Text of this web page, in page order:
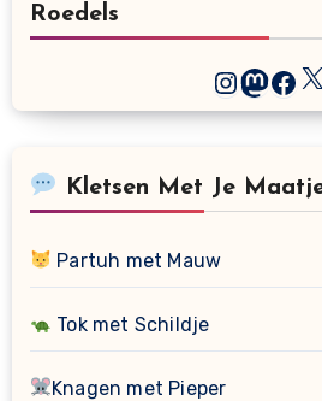
Roedels
X
Kletsen Met Je
Partuh met Mauw
Tok met Schildje
Knagen met Pieper